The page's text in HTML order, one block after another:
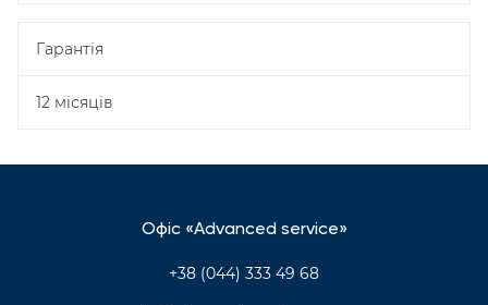
Гарантія
12 місяців
Офіс «Advanced service»
+38 (044) 333 49 68